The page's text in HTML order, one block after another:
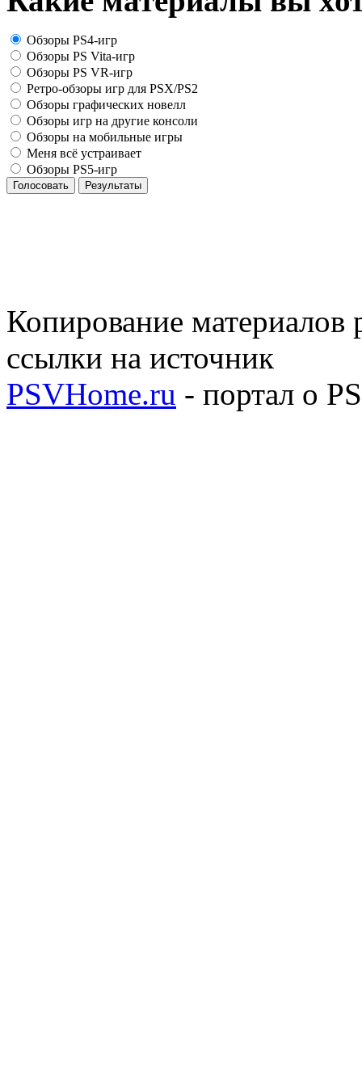
Обзоры PS4-игр
Обзоры PS Vita-игр
Обзоры PS VR-игр
Ретро-обзоры игр для PSX/PS2
Обзоры графических новелл
Обзоры игр на другие консоли
Обзоры на мобильные игры
Меня всё устраивает
Обзоры PS5-игр
Голосовать Результаты
Копирование материалов
ссылки на источник
PSVHome.ru - портал о